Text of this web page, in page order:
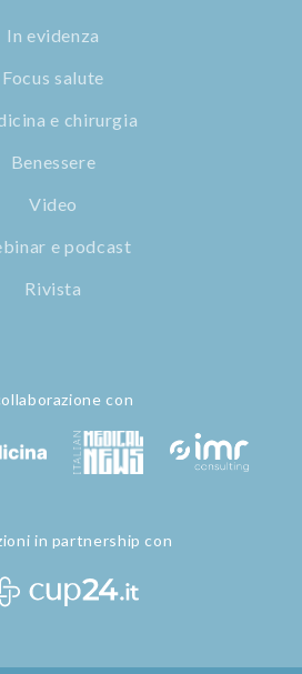
In evidenza
Focus salute
e chirurgia
Benessere
Video
e podcast
Rivista
con
in partnership con